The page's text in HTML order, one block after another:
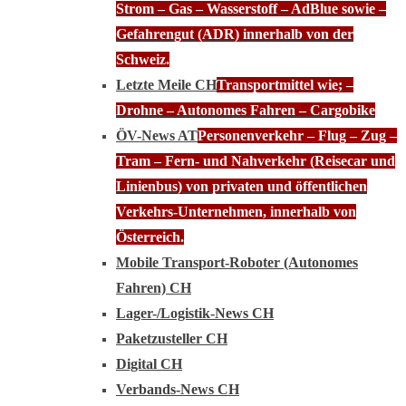
Strom – Gas – Wasserstoff – AdBlue sowie –
Gefahrengut (ADR) innerhalb von der
Schweiz.
Letzte Meile CHTransportmittel wie; –
Drohne – Autonomes Fahren – Cargobike
ÖV-News ATPersonenverkehr – Flug – Zug –
Tram – Fern- und Nahverkehr (Reisecar und
Linienbus) von privaten und öffentlichen
Verkehrs-Unternehmen, innerhalb von
Österreich.
Mobile Transport-Roboter (Autonomes
Fahren) CH
Lager-/Logistik-News CH
Paketzusteller CH
Digital CH
Verbands-News CH